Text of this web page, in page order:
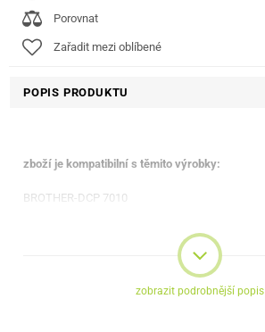
Porovnat
Zařadit mezi oblíbené
POPIS PRODUKTU
zboží je kompatibilní s těmito výrobky:
BROTHER-DCP 7010
zobrazit podrobnější popis